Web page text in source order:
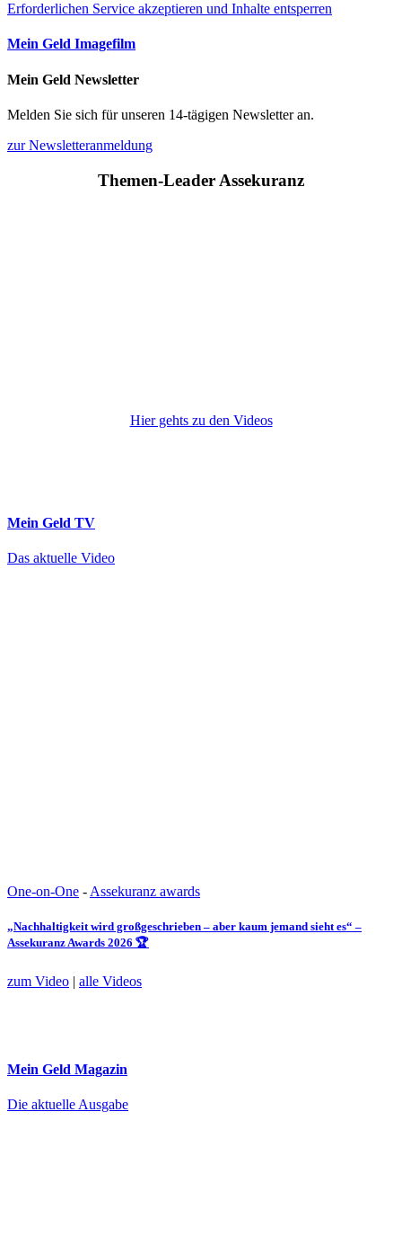
Erforderlichen Service akzeptieren und Inhalte entsperren
Mein Geld Imagefilm
Mein Geld Newsletter
Melden Sie sich für unseren 14-tägigen Newsletter an.
zur Newsletteranmeldung
Themen-Leader Assekuranz
Hier gehts zu den Videos
Mein Geld TV
Das aktuelle Video
One-on-One - Assekuranz awards
„Nachhaltigkeit wird großgeschrieben – aber kaum jemand sieht es“ –
Assekuranz Awards 2026 🏆
zum Video | alle Videos
Mein Geld Magazin
Die aktuelle Ausgabe